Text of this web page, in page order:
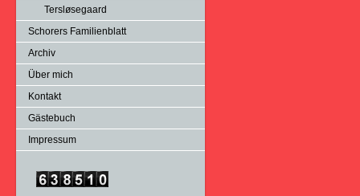
Tersløsegaard
Schorers Familienblatt
Archiv
Über mich
Kontakt
Gästebuch
Impressum